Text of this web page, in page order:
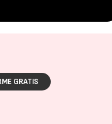
GRATIS